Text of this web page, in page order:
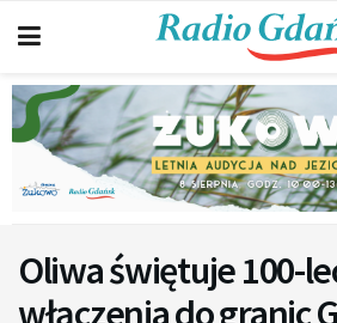
Oliwa świętuje 100-
włączenia do granic